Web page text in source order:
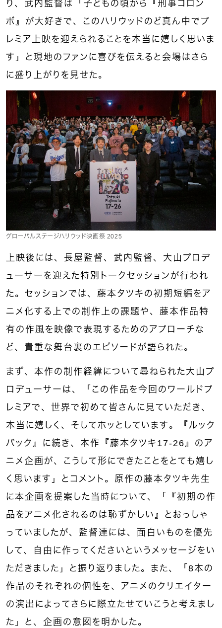
り、武内監督は「子どもの頃から『刑事コロン
ボ』が大好きで、このハリウッドのど真ん中でプ
レミア上映を迎えられることを本当に嬉しく思いま
す」と現地のファンに喜びを伝えると会場はさら
に盛り上がりを見せた。
グローバルステージハリウッド映画祭 2025
上映後には、長屋監督、武内監督、大山プロデ
ューサーを迎えた特別トークセッションが行われ
た。セッションでは、藤本タツキの初期短編をア
ニメ化する上での制作上の課題や、藤本作品特
有の作風を映像で表現するためのアプローチな
ど、貴重な舞台裏のエピソードが語られた。
まず、本作の制作経緯について尋ねられた大山プ
ロデューサーは、「この作品を今回のワールドプ
レミアで、世界で初めて皆さんに見ていただき、
本当に嬉しく、そしてホッとしています。『ルック
バック』に続き、本作『藤本タツキ17-26』のア
ニメ企画が、こうして形にできたことをとても嬉し
く思います」とコメント。原作の藤本タツキ先生
に本企画を提案した当時について、「『初期の作
品をアニメ化されるのは恥ずかしい』とおっしゃ
っていましたが、監督達には、面白いものを優先
して、自由に作ってくださいというメッセージをい
ただきました」と振り返りました。また、「8本の
作品のそれぞれの個性を、アニメのクリエイター
の演出によってさらに際立たせていこうと考えまし
た」と、企画の意図を明かした。